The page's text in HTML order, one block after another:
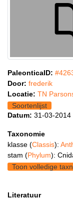
PaleonticaID:
Door: frederik
Locatie: TN
Soortenlijst
Datum: 31-03-2014
Taxonomie
klasse (Classis):
stam (Phylum):
Toon volledige
Literatuur